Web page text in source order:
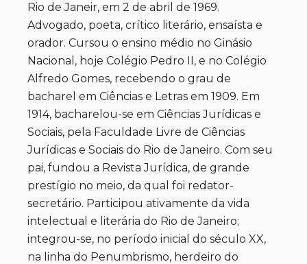
Rio de Janeir, em 2 de abril de 1969.
Advogado, poeta, crítico literário, ensaísta e
orador. Cursou o ensino médio no Ginásio
Nacional, hoje Colégio Pedro II, e no Colégio
Alfredo Gomes, recebendo o grau de
bacharel em Ciências e Letras em 1909. Em
1914, bacharelou-se em Ciências Jurídicas e
Sociais, pela Faculdade Livre de Ciências
Jurídicas e Sociais do Rio de Janeiro. Com seu
pai, fundou a Revista Jurídica, de grande
prestígio no meio, da qual foi redator-
secretário. Participou ativamente da vida
intelectual e literária do Rio de Janeiro;
integrou-se, no período inicial do século XX,
na linha do Penumbrismo, herdeiro do